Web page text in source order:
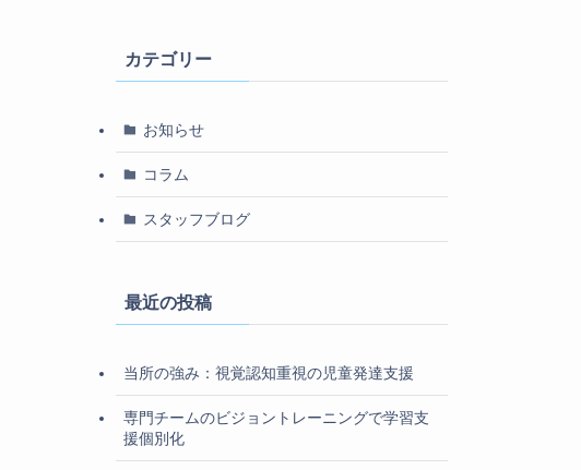
カテゴリー
お知らせ
コラム
スタッフブログ
最近の投稿
当所の強み：視覚認知重視の児童発達支援
専門チームのビジョントレーニングで学習支
援個別化